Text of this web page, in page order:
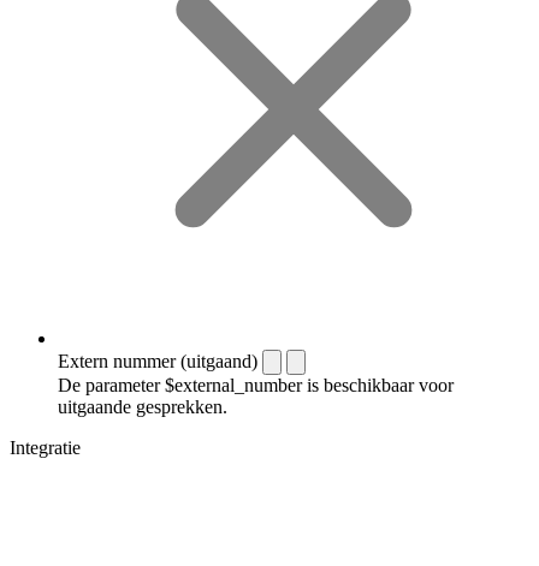
Extern nummer (uitgaand)
De parameter $external_number is beschikbaar voor
uitgaande gesprekken.
Integratie